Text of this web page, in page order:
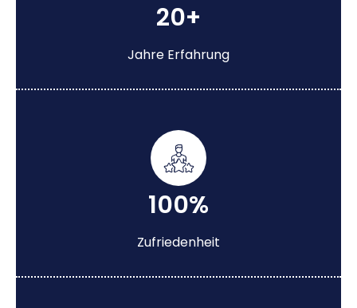
20+
Jahre Erfahrung
100%
Zufriedenheit